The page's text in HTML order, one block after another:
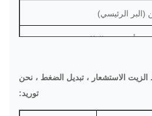
(البر الرئيسي)
أو حسب الطلب
الجوي / الشحن البحري
الزيت الاستشعار ، تبديل الضغط ، نحن
توريد: